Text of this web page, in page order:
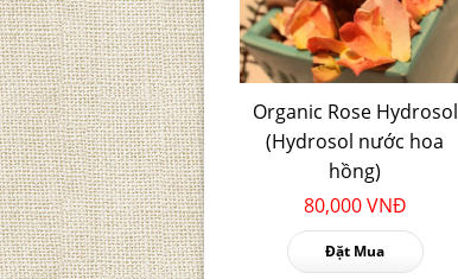
Organic Rose Hydrosol
(Hydrosol nước hoa
hồng)
80,000 VNĐ
Đặt Mua